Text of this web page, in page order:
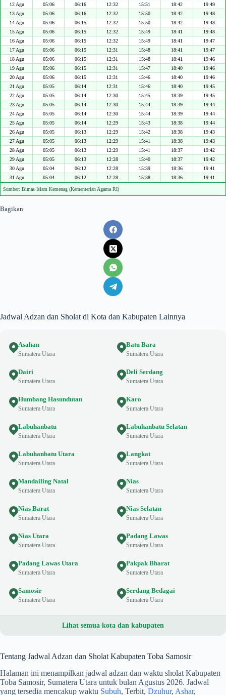
12 Agu
05:06 06:16 12:32 15:51 18:42
19:49
13 Agu
05:06 06:16 12:32 15:50 18:42
19:48
14 Agu
05:06 06:15 12:32 15:50 18:42
19:48
15 Agu
05:06 06:15 12:32 15:49 18:41
19:48
16 Agu
05:06 06:15 12:32 15:49 18:41
19:47
17 Agu
05:06 06:15 12:31 15:48 18:41
19:47
18 Agu
05:06 06:15 12:31 15:48 18:41
19:46
19 Agu
05:06 06:15 12:31 15:47 18:40
19:46
20 Agu
05:06 06:15 12:31 15:46 18:40
19:46
21 Agu
05:05 06:14 12:31 15:46 18:40
19:45
22 Agu
05:05 06:14 12:30 15:45 18:39
19:45
23 Agu
05:05 06:14 12:30 15:44 18:39
19:44
24 Agu
05:05 06:14 12:30 15:44 18:39
19:44
25 Agu
05:05 06:14 12:29 15:43 18:38
19:44
26 Agu
05:05 06:13 12:29 15:42 18:38
19:43
27 Agu
05:05 06:13 12:29 15:41 18:38
19:43
28 Agu
05:05 06:13 12:29 15:41 18:37
19:42
29 Agu
05:05 06:13 12:28 15:40 18:37
19:42
30 Agu
05:04 06:12 12:28 15:39 18:36
19:41
31 Agu
05:04 06:12 12:28 15:38 18:36 19:41
Sumber: Bimas Islam Kemenag (Kementerian Agama RI)
Bagikan
Jadwal Adzan dan Sholat di Kota dan Kabupaten Lainnya
Asahan
Sumatera Utara
Batu Bara
Sumatera Utara
Dairi
Sumatera Utara
Deli Serdang
Sumatera Utara
Humbang Hasundutan
Sumatera Utara
Karo
Sumatera Utara
Labuhanbatu
Sumatera Utara
Labuhanbatu Selatan
Sumatera Utara
Labuhanbatu Utara
Sumatera Utara
Langkat
Sumatera Utara
Mandailing Natal
Sumatera Utara
Nias
Sumatera Utara
Nias Barat
Sumatera Utara
Nias Selatan
Sumatera Utara
Nias Utara
Sumatera Utara
Padang Lawas
Sumatera Utara
Padang Lawas Utara
Sumatera Utara
Pakpak Bharat
Sumatera Utara
Samosir
Sumatera Utara
Serdang Bedagai
Sumatera Utara
Lihat semua kota dan kabupaten
Tentang Jadwal Adzan dan Sholat Kabupaten Toba Samosir
Halaman ini menampilkan jadwal adzan dan waktu sholat Kabupaten
Toba Samosir, Sumatera Utara untuk bulan Agustus 2026. Jadwal
yang tersedia mencakup waktu Subuh, Terbit, Dzuhur, Ashar,